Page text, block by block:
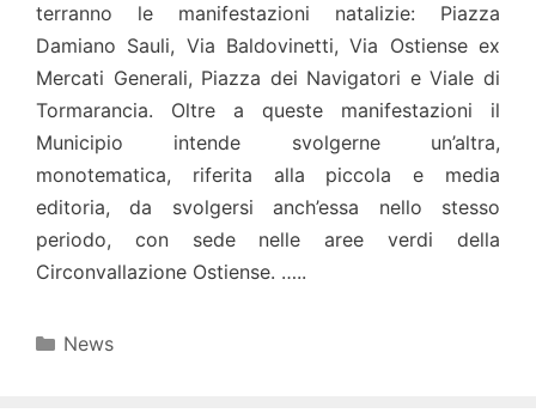
terranno le manifestazioni natalizie: Piazza
Damiano Sauli, Via Baldovinetti, Via Ostiense ex
Mercati Generali, Piazza dei Navigatori e Viale di
Tormarancia. Oltre a queste manifestazioni il
Municipio intende svolgerne un’altra,
monotematica, riferita alla piccola e media
editoria, da svolgersi anch’essa nello stesso
periodo, con sede nelle aree verdi della
Circonvallazione Ostiense. …..
Categorie
News